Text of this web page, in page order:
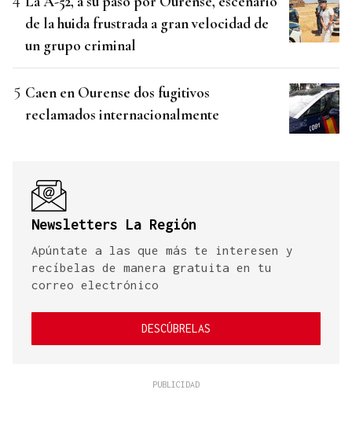
de la huida frustrada a gran velocidad de
un grupo criminal
Caen en Ourense dos fugitivos
reclamados internacionalmente
Newsletters La Región
Apúntate a las que más te interesen y
recíbelas de manera gratuita en tu
correo electrónico
DESCÚBRELAS